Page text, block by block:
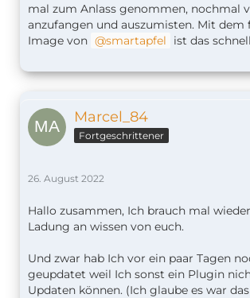
mal zum Anlass genommen, nochmal
anzufangen und auszumisten. Mit dem
Image von
smartapfel ist das
Marcel_84
Fortgeschrittener
26. August 2022
Hallo zusammen, Ich brauch mal
Ladung an wissen von euch.
Und zwar hab Ich vor ein paar Tagen
geupdatet weil Ich sonst ein Plugin
Updaten können. (Ich glaube es war